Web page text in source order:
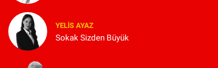
YELIS AYAZ
Sokak Sizden Büyük